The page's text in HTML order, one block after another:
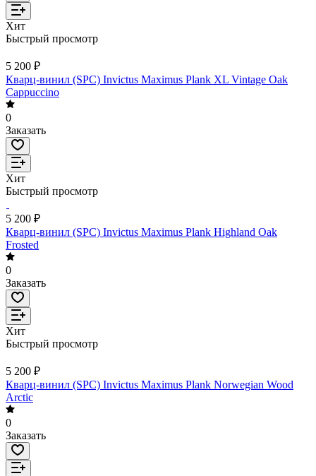
Хит
Быстрый просмотр
5 200 ₽
Кварц-винил (SPC) Invictus Maximus Plank XL Vintage Oak
Cappuccino
0
Заказать
Хит
Быстрый просмотр
5 200 ₽
Кварц-винил (SPC) Invictus Maximus Plank Highland Oak
Frosted
0
Заказать
Хит
Быстрый просмотр
5 200 ₽
Кварц-винил (SPC) Invictus Maximus Plank Norwegian Wood
Arctic
0
Заказать